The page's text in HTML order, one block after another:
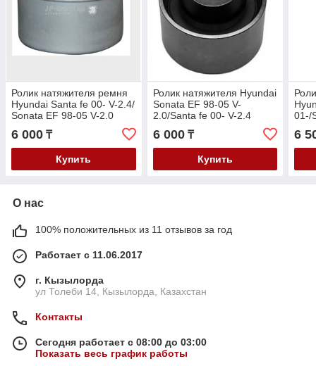
Ролик натяжителя ремня
Hyundai Santa fe 00- V-2.4/
Sonata EF 98-05 V-2.0
6 000 ₸
Купить
Ролик натяжителя Hyundai
Sonata EF 98-05 V-
2.0/Santa fe 00- V-2.4
6 000₸
Купить
01-/
6
О нас
100% положительных из 11 отзывов за год
Работает с 11.06.2017
г. Кызылорда
ул Толеби 14, Кызылорда, Казахстан
Контакты
Сегодня работает с 08:00 до 03:00
Показать весь график работы